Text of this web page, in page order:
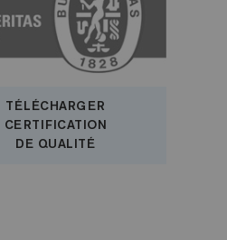
TÉLÉCHARGER
CERTIFICATION
DE QUALITÉ